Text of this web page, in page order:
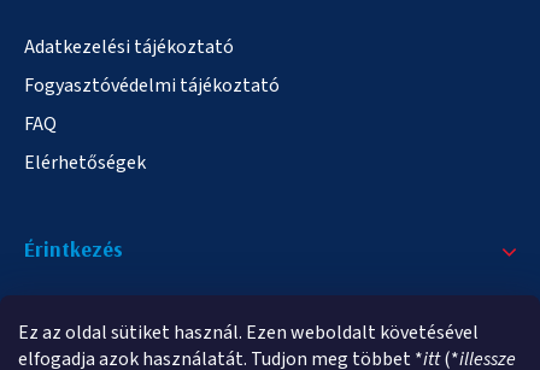
Ez az oldal sütiket használ. Ezen weboldalt követésével
elfogadja azok használatát. Tudjon meg többet *itt(*illessze
Adatkezelési tájékoztató
Fogyasztóvédelmi tájékoztató
FAQ
Elérhetőségek
Érintkezés
info@elampa.hu